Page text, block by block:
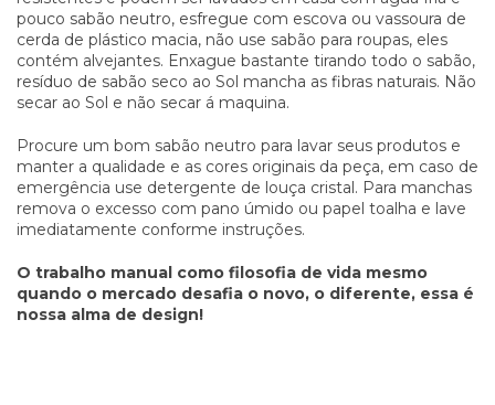
pouco sabão neutro, esfregue com escova ou vassoura de
cerda de plástico macia, não use sabão para roupas, eles
contém alvejantes. Enxague bastante tirando todo o sabão,
resíduo de sabão seco ao Sol mancha as fibras naturais. Não
secar ao Sol e não secar á maquina.
Procure um bom sabão neutro para lavar seus produtos e
manter a qualidade e as cores originais da peça, em caso de
emergência use detergente de louça cristal. Para manchas
remova o excesso com pano úmido ou papel toalha e lave
imediatamente conforme instruções.
O trabalho manual como filosofia de vida mesmo
quando o mercado desafia o novo, o diferente, essa é
nossa alma de design!